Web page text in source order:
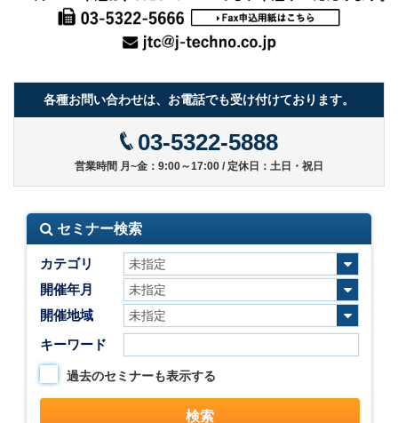
各種お問い合わせは、お電話でも受け付けております。
03-5322-5888
営業時間 月~金：9:00～17:00 / 定休日：土日・祝日
セミナー検索
カテゴリ
開催年月
開催地域
キーワード
過去のセミナーも表示する